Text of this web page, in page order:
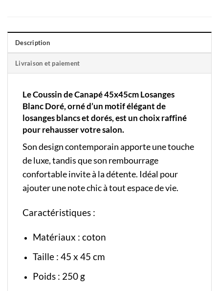
Description
Livraison et paiement
Le Coussin de Canapé 45x45cm Losanges
Blanc Doré, orné d’un motif élégant de
losanges blancs et dorés, est un choix raffiné
pour rehausser votre salon.
Son design contemporain apporte une touche
de luxe, tandis que son rembourrage
confortable invite à la détente. Idéal pour
ajouter une note chic à tout espace de vie.
Caractéristiques :
Matériaux : coton
Taille : 45 x 45 cm
Poids : 250 g